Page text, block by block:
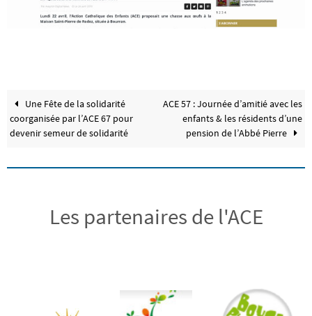
Une Fête de la solidarité
coorganisée par l’ACE 67 pour
devenir semeur de solidarité
ACE 57 : Journée d’amitié avec les
enfants & les résidents d’une
pension de l’Abbé Pierre
Les partenaires de l'ACE